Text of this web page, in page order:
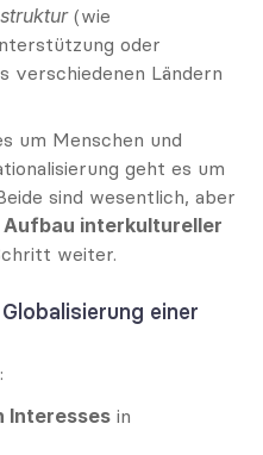
(wie
oder
verschiedenen Ländern
um Menschen und
geht es um
sind wesentlich, aber
Aufbau interkultureller
weiter.
einer
Interesses in